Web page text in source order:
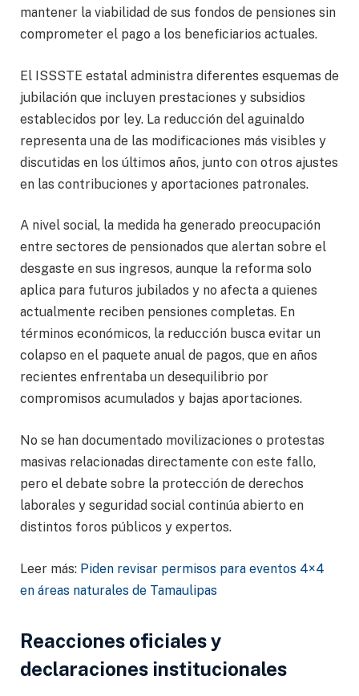
mantener la viabilidad de sus fondos de pensiones sin
comprometer el pago a los beneficiarios actuales.
El ISSSTE estatal administra diferentes esquemas de
jubilación que incluyen prestaciones y subsidios
establecidos por ley. La reducción del aguinaldo
representa una de las modificaciones más visibles y
discutidas en los últimos años, junto con otros ajustes
en las contribuciones y aportaciones patronales.
A nivel social, la medida ha generado preocupación
entre sectores de pensionados que alertan sobre el
desgaste en sus ingresos, aunque la reforma solo
aplica para futuros jubilados y no afecta a quienes
actualmente reciben pensiones completas. En
términos económicos, la reducción busca evitar un
colapso en el paquete anual de pagos, que en años
recientes enfrentaba un desequilibrio por
compromisos acumulados y bajas aportaciones.
No se han documentado movilizaciones o protestas
masivas relacionadas directamente con este fallo,
pero el debate sobre la protección de derechos
laborales y seguridad social continúa abierto en
distintos foros públicos y expertos.
Leer más: Piden revisar permisos para eventos 4×4
en áreas naturales de Tamaulipas
Reacciones oficiales y
declaraciones institucionales